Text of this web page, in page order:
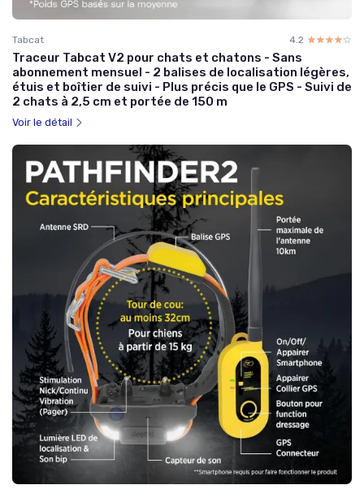
Tabcat 4.2 ☆☆☆☆☆
★★★★★
Traceur Tabcat V2 pour chats et chatons - Sans
abonnement mensuel - 2 balises de localisation légères,
étuis et boîtier de suivi - Plus précis que le GPS - Suivi de
2 chats à 2,5 cm et portée de 150 m
Voir le détail